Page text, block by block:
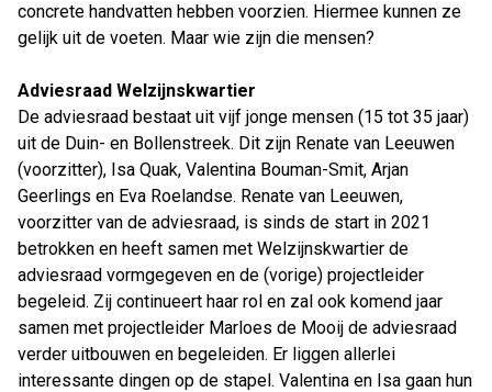
concrete handvatten hebben voorzien. Hiermee kunnen ze
gelijk uit de voeten. Maar wie zijn die mensen?
Adviesraad Welzijnskwartier
De adviesraad bestaat uit vijf jonge mensen (15 tot 35 jaar)
uit de Duin- en Bollenstreek. Dit zijn Renate van Leeuwen
(voorzitter), Isa Quak, Valentina Bouman-Smit, Arjan
Geerlings en Eva Roelandse. Renate van Leeuwen,
voorzitter van de adviesraad, is sinds de start in 2021
betrokken en heeft samen met Welzijnskwartier de
adviesraad vormgegeven en de (vorige) projectleider
begeleid. Zij continueert haar rol en zal ook komend jaar
samen met projectleider Marloes de Mooij de adviesraad
verder uitbouwen en begeleiden. Er liggen allerlei
interessante dingen op de stapel. Valentina en Isa gaan hun